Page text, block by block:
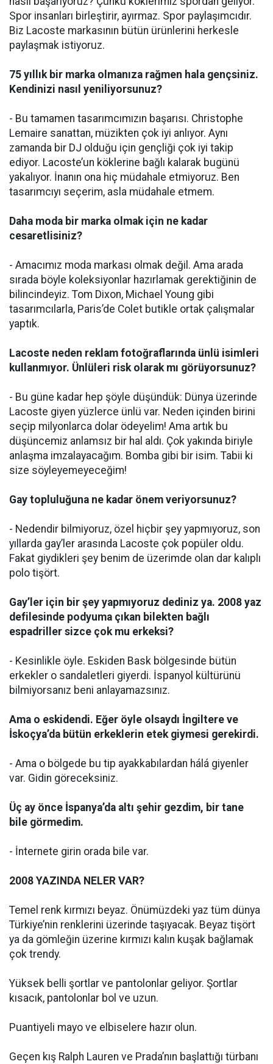
Spor insanları birleştirir, ayırmaz. Spor paylaşımcıdır.
Biz Lacoste markasının bütün ürünlerini herkesle
paylaşmak istiyoruz.
75 yıllık bir marka olmanıza rağmen hala gençsiniz.
Kendinizi nasıl yeniliyorsunuz?
- Bu tamamen tasarımcımızın başarısı. Christophe
Lemaire sanattan, müzikten çok iyi anlıyor. Aynı
zamanda bir DJ olduğu için gençliği çok iyi takip
ediyor. Lacoste’un köklerine bağlı kalarak bugünü
yakalıyor. İnanın ona hiç müdahale etmiyoruz. Ben
tasarımcıyı seçerim, asla müdahale etmem.
Daha moda bir marka olmak için ne kadar
cesaretlisiniz?
- Amacımız moda markası olmak değil. Ama arada
sırada böyle koleksiyonlar hazırlamak gerektiğinin de
bilincindeyiz. Tom Dixon, Michael Young gibi
tasarımcılarla, Paris’de Colet butikle ortak çalışmalar
yaptık.
Lacoste neden reklam fotoğraflarında ünlü isimleri
kullanmıyor. Ünlüleri risk olarak mı görüyorsunuz?
- Bu güne kadar hep şöyle düşündük: Dünya üzerinde
Lacoste giyen yüzlerce ünlü var. Neden içinden birini
seçip milyonlarca dolar ödeyelim! Ama artık bu
düşüncemiz anlamsız bir hal aldı. Çok yakında biriyle
anlaşma imzalayacağım. Bomba gibi bir isim. Tabii ki
size söyleyemeyeceğim!
Gay topluluğuna ne kadar önem veriyorsunuz?
- Nedendir bilmiyoruz, özel hiçbir şey yapmıyoruz, son
yıllarda gay’ler arasında Lacoste çok popüler oldu.
Fakat giydikleri şey benim de üzerimde olan dar kalıplı
polo tişört.
Gay’ler için bir şey yapmıyoruz dediniz ya. 2008 yaz
defilesinde podyuma çıkan bilekten bağlı
espadriller sizce çok mu erkeksi?
- Kesinlikle öyle. Eskiden Bask bölgesinde bütün
erkekler o sandaletleri giyerdi. İspanyol kültürünü
bilmiyorsanız beni anlayamazsınız.
Ama o eskidendi. Eğer öyle olsaydı İngiltere ve
İskoçya’da bütün erkeklerin etek giymesi gerekirdi.
- Ama o bölgede bu tip ayakkabılardan hálá giyenler
var. Gidin göreceksiniz.
Üç ay önce İspanya’da altı şehir gezdim, bir tane
bile görmedim.
- İnternete girin orada bile var.
2008 YAZINDA NELER VAR?
Temel renk kırmızı beyaz. Önümüzdeki yaz tüm dünya
Türkiye’nin renklerini üzerinde taşıyacak. Beyaz tişört
ya da gömleğin üzerine kırmızı kalın kuşak bağlamak
çok trendy.
Yüksek belli şortlar ve pantolonlar geliyor. Şortlar
kısacık, pantolonlar bol ve uzun.
Puantiyeli mayo ve elbiselere hazır olun.
Geçen kış Ralph Lauren ve Prada’nın başlattığı türbanı